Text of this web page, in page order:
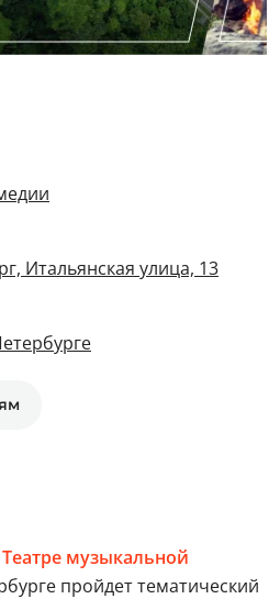
Итальянская улица, 13
Театре музыкальной
пройдет тематический